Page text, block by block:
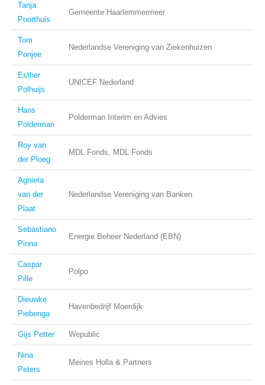
Tanja
Poorthuis
Gemeente Haarlemmermeer
Tom
Ponjee
Nederlandse Vereniging van Ziekenhuizen
Esther
Polhuijs
UNICEF Nederland
Hans
Polderman
Polderman Interim en Advies
Roy van
der Ploeg
MDL Fonds, MDL Fonds
Agnieta
van der
Plaat
Nederlandse Vereniging van Banken
Sebastiano
Pinna
Energie Beheer Nederland (EBN)
Caspar
Pille
Polpo
Dieuwke
Piebenga
Havenbedrijf Moerdijk
Gijs Petter Wepublic
Nina
Peters
Meines Holla & Partners